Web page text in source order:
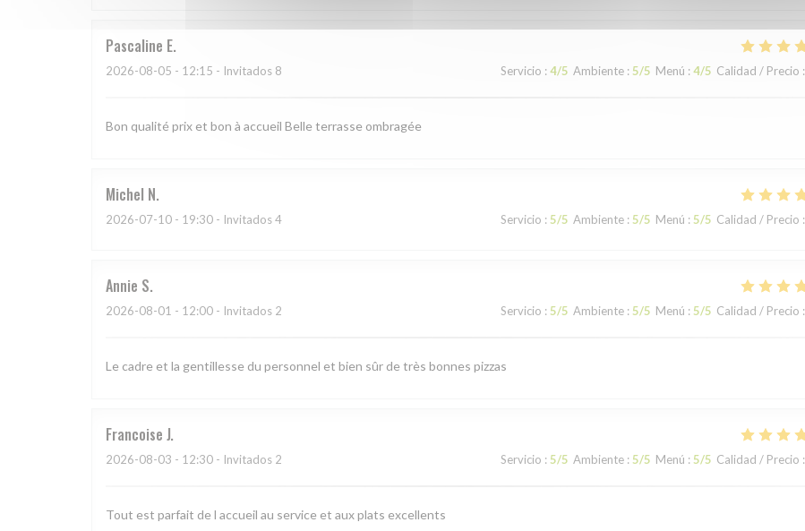
Pascaline E
2026-08-05 - 12:15 - Invitados 8 Servicio : 4/5 Ambiente : 5/5 Menú : 4/5 Calidad / Precio :
Bon qualité prix et bon à accueil Belle terrasse ombragée
Michel N
2026-07-10 - 19:30 - Invitados 4 Servicio : 5/5 Ambiente : 5/5 Menú : 5/5 Calidad / Precio :
Annie S
2026-08-01 - 12:00 - Invitados 2 Servicio : 5/5 Ambiente : 5/5 Menú : 5/5 Calidad / Precio :
Le cadre et la gentillesse du personnel et bien sûr de très bonnes pizzas
Francoise J
2026-08-03 - 12:30 - Invitados 2 Servicio : 5/5 Ambiente : 5/5 Menú : 5/5 Calidad / Precio :
Tout est parfait de l accueil au service et aux plats excellents